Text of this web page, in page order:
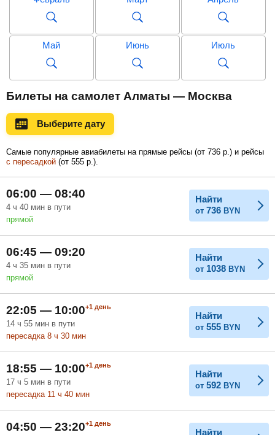
Май Июнь Июль
Сентябрь
Ноябрь
Билеты на самолет Алматы — Москва
Выберите дату
Самые популярные авиабилеты на прямые рейсы (от 736 р. ) и рейсы
с пересадкой (от 555 р. ).
06:00 — 08:40
4 ч 40 мин в пути
прямой
Найти
от 736 BYN
06:45 — 09:20
4 ч 35 мин в пути
прямой
Найти
от 1038 BYN
22:05 — 10:00+1 день
14 ч 55 мин в пути
пересадка 8 ч 30 мин
Найти
от 555 BYN
18:55 — 10:00+1 день
17 ч 5 мин в пути
пересадка 11 ч 40 мин
Найти
от 592 BYN
04:50 — 23:20+1 день
Найти